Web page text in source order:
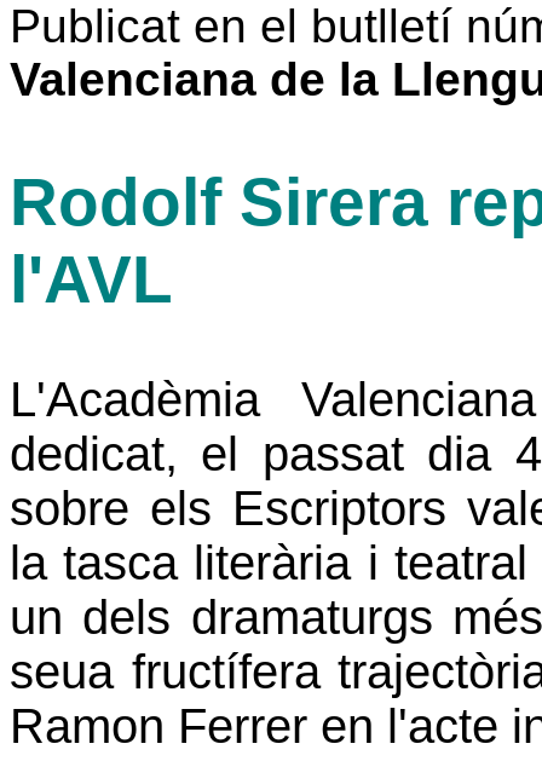
Publicat en el butlletí
Valenciana de la
Rodolf Sirera
l'AVL
L'Acadèmia
dedicat, el passat dia
sobre els Escriptors
la tasca literària i
un dels dramaturgs
seua fructífera
Ramon Ferrer en l'acte